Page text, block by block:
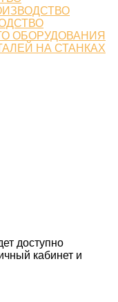
ОБОРУДОВАНИЯ
НА СТАНКАХ
доступно
кабинет и